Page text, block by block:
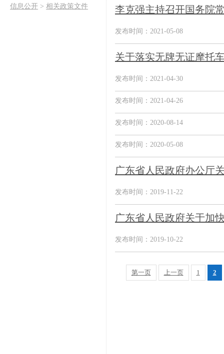
信息公开 > 相关政策文件 李克强主持召开国务院
发布时间：2021-05-08
关于落实无牌无证摩托
发布时间：2021-04-30
发布时间：2021-04-26
发布时间：2020-08-14
发布时间：2020-05-08
广东省人民政府办公厅
发布时间：2019-11-22
广东省人民政府关于加
发布时间：2019-10-22
第一页 上一页 1 2